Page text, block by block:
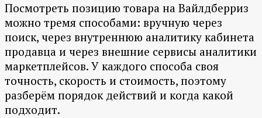
Посмотреть позицию товара на Вайлдберриз
можно тремя способами: вручную через
поиск, через внутреннюю аналитику кабинета
продавца и через внешние сервисы аналитики
маркетплейсов. У каждого способа своя
точность, скорость и стоимость, поэтому
разберём порядок действий и когда какой
подходит.